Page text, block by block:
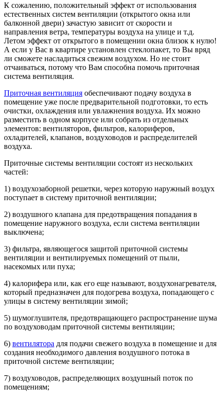
К сожалению, положительный эффект от использования
естественных систем вентиляции (открытого окна или
балконной двери) зачастую зависит от скорости и
направления ветра, температуры воздуха на улице и т.д.
Летом эффект от открытого в помещении окна близок к нулю!
А если у Вас в квартире установлен стеклопакет, то Вы вряд
ли сможете насладиться свежим воздухом. Но не стоит
отчаиваться, потому что Вам способна помочь приточная
система вентиляция.
Приточная вентиляция обеспечивают подачу воздуха в
помещение уже после предварительной подготовки, то есть
очистки, охлаждения или увлажнения воздуха. Их можно
разместить в одном корпусе или собрать из отдельных
элементов: вентиляторов, фильтров, калориферов,
охладителей, клапанов, воздуховодов и распределителей
воздуха.
Приточные системы вентиляции состоят из нескольких
частей:
1) воздухозаборной решетки, через которую наружный воздух
поступает в систему приточной вентиляции;
2) воздушного клапана для предотвращения попадания в
помещение наружного воздуха, если система вентиляции
выключена;
3) фильтра, являющегося защитой приточной системы
вентиляции и вентилируемых помещений от пыли,
насекомых или пуха;
4) калорифера или, как его еще называют, воздухонагревателя,
который предназначен для подогрева воздуха, попадающего с
улицы в систему вентиляции зимой;
5) шумоглушителя, предотвращающего распространение шума
по воздуховодам приточной системы вентиляции;
6) вентилятора для подачи свежего воздуха в помещение и для
создания необходимого давления воздушного потока в
приточной системе вентиляции;
7) воздуховодов, распределяющих воздушный поток по
помещениям;